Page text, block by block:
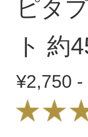
ピタ
ト 約
¥2,750 -